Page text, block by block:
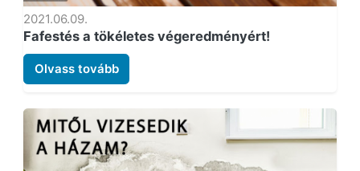
2021.06.09.
Fafestés a tökéletes végeredményért!
Olvass tovább